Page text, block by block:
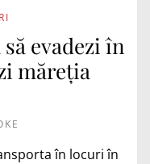
evadezi în
măreția
în locuri în